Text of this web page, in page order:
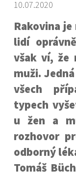
10.07.2020
Rakovina
lidí
však ví, že
muži.
všech
typech
u žen a
rozhovor
odborný
Tomáš